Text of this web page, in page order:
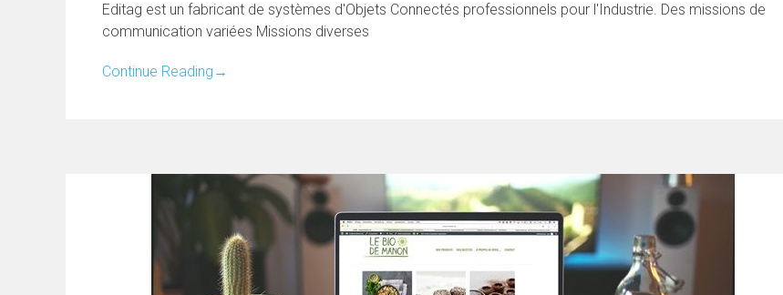
Editag est un fabricant de systèmes d'Objets Connectés professionnels pour l'Industrie. Des missions de
communication variées Missions diverses
Continue Reading →